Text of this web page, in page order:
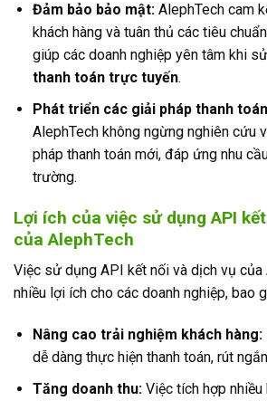
Đảm bảo bảo mật:AlephTech cam
khách hàng và tuân thủ các tiêu
giúp các doanh nghiệp yên tâm khi
thanh toán trực tuyến.
Phát triển các giải pháp thanh
AlephTech không ngừng nghiên cứu
pháp thanh toán mới, đáp ứng nhu
trường.
Lợi ích của việc sử dụng API
củaAlephTech
Việc sử dụng API kết nối và dịch vụ của
nhiều lợi ích cho các doanh nghiệp, bao
Nâng cao trải nghiệm khách hàng:
dễ dàng thực hiện thanh toán, rút
Tăng doanh thu:Việc tích hợp nhiều